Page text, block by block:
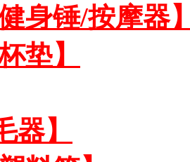
身锤/按摩器
垫】
器】